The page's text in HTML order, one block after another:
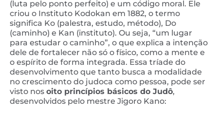
(luta pelo ponto perfeito) e um código moral. Ele
criou o Instituto Kodokan em 1882, o termo
significa Ko (palestra, estudo, método), Do
(caminho) e Kan (instituto). Ou seja, “um lugar
para estudar o caminho”, o que explica a intenção
dele de fortalecer não só o físico, como a mente e
o espírito de forma integrada. Essa tríade do
desenvolvimento que tanto busca a modalidade
no crescimento do judoca como pessoa, pode ser
visto nos oito princípios básicos do Judô,
desenvolvidos pelo mestre Jigoro Kano: